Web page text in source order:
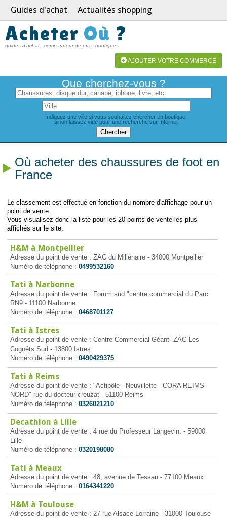
Guides d'achat Actualités shopping
Acheter Où ?
guides d'achat - comparateur de prix - boutiques
AJOUTER VOTRE COMMERCE
Que cherchez-vous ?
Indiquez une ville si vous souhaitez chercher en boutique,
sinon laissez vide pour une recherche sur Internet
Où acheter des chaussures de foot en
France
Le classement est effectué en fonction du nombre d'affichage pour un
point de vente.
Vous visualisez donc la liste pour les 20 points de vente les plus
affichés sur le site.
H&M à Montpellier
Adresse du point de vente : ZAC du Millénaire - 34000 Montpellier
Numéro de téléphone : 0499532160
Tati à Narbonne
Adresse du point de vente : Forum sud "centre commercial du Parc
RN9 - 11100 Narbonne
Numéro de téléphone : 0468701127
Tati à Istres
Adresse du point de vente : Centre Commercial Géant -ZAC Les
Cognêts Sud - 13800 Istres
Numéro de téléphone : 0490429375
Tati à Reims
Adresse du point de vente : "Actipôle - Neuvillette - CORA REIMS
NORD" rue du docteur creuzat - 51100 Reims
Numéro de téléphone : 0326021210
Decathlon à Lille
Adresse du point de vente : 4 rue du Professeur Langevin. - 59000
Lille
Numéro de téléphone : 0320198080
Tati à Meaux
Adresse du point de vente : 48, avenue de Tessan - 77100 Meaux
Numéro de téléphone : 0164341220
H&M à Toulouse
Adresse du point de vente : 27 rue Alsace Lorraine - 31000 Toulouse